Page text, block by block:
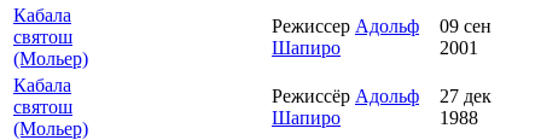
Кабала
святош
(Мольер)
Режиссер Адольф
Шапиро
09 сен
2001
Кабала
святош
(Мольер)
Режиссёр Адольф
Шапиро
27 дек
1988